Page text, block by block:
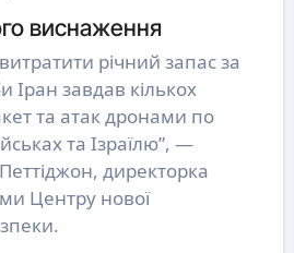
виснаження
річний запас за
Іран завдав кількох
та атак дронами по
та Ізраїлю”, —
директорка
Центру нової